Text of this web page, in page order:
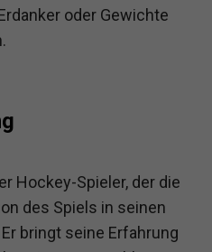
oder Gewichte
Hockey-Spieler, der die
des Spiels in seinen
bringt seine Erfahrung